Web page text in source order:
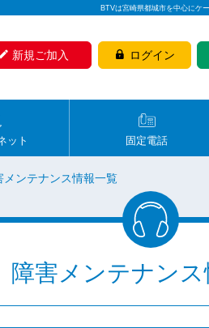
BTVは宮崎県都城市を中心にケ
新規ご加入 ログイン
ット 固定電話
メンテナンス情報一覧
障害メンテナン